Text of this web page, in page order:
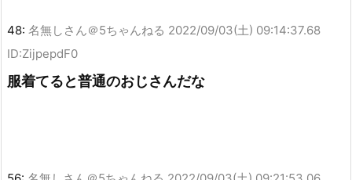
48: 名無しさん＠5ちゃんねる 2022/09/03(土) 09:14:37.68
ID:ZijpepdF0
服着てると普通のおじさんだな